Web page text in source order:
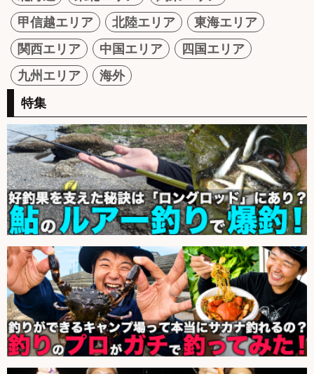
甲信越エリア
北陸エリア
東海エリア
関西エリア
中国エリア
四国エリア
九州エリア
海外
特集